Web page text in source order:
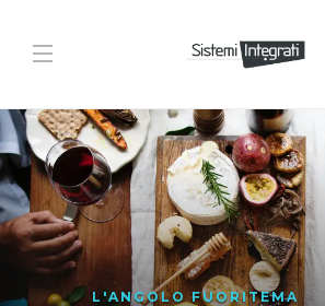
L'ANGOLO FUORITEMA